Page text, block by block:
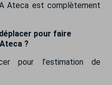
Ateca est complètement
pour faire
?
pour l’estimation de